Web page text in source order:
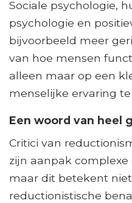
Sociale psychologie,
psychologie en
bijvoorbeeld meer
van hoe mensen
alleen maar op een
menselijke ervaring
Een woord van heel
Critici van
zijn aanpak
maar dit betekent
reductionistische